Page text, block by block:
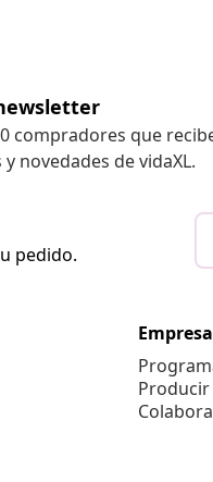
compradores que
novedades de vidaXL.
pedido.
Producir